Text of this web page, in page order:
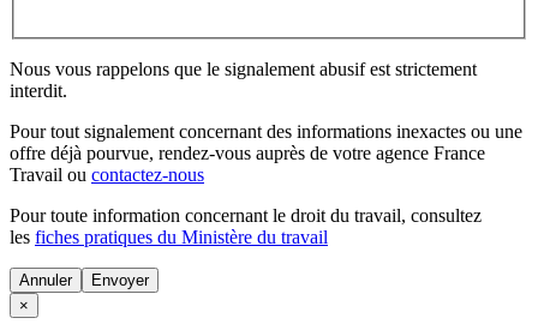
Nous vous rappelons que le signalement abusif est strictement
interdit.
Pour tout signalement concernant des informations inexactes ou une
offre déjà pourvue, rendez-vous auprès de votre agence France
Travail ou contactez-nous
Pour toute information concernant le droit du travail, consultez
les fiches pratiques du Ministère du travail
Annuler
×